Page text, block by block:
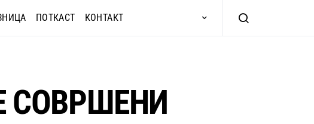
ПОТКАСТ КОНТАКТ
СОВРШЕНИ